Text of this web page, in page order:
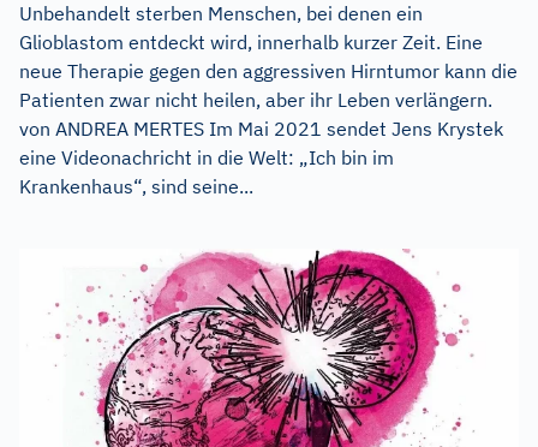
Unbehandelt sterben Menschen, bei denen ein
Glioblastom entdeckt wird, innerhalb kurzer Zeit. Eine
neue Therapie gegen den aggressiven Hirntumor kann die
Patienten zwar nicht heilen, aber ihr Leben verlängern.
von ANDREA MERTES Im Mai 2021 sendet Jens Krystek
eine Videonachricht in die Welt: „Ich bin im
Krankenhaus“, sind seine...